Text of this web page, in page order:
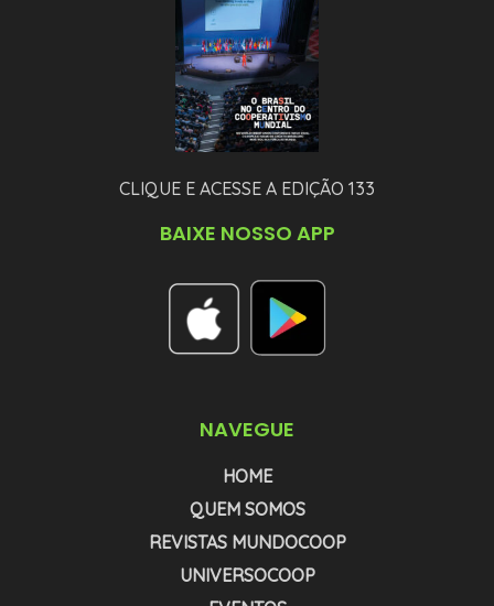
CLIQUE E ACESSE A EDIÇÃO 133
BAIXE NOSSO APP
NAVEGUE
HOME
QUEM SOMOS
REVISTAS MUNDOCOOP
UNIVERSOCOOP